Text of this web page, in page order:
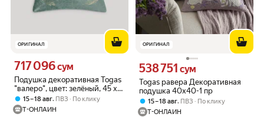
ОРИГИНАЛ
Подушка декоративная Togas
"валеро", цвет: зелёный, 45 х
45 см
Цена 717096 сум вместо
717 096сум
15 – 18 авг, ПВЗ
По клику
Т-ОНЛАЙН
ОРИГИНАЛ
Togas равера Декоративная
подушка 40x40-1 пр
Цена 538751 сум вместо
538 751 сум
15 – 18 авг, ПВЗ
По клику
Т-ОНЛАЙН